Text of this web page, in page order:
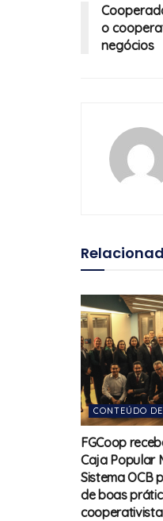
o
negócios
CONTEÚDO
FGCoop
Caja Popular
Sistema OCB
de boas